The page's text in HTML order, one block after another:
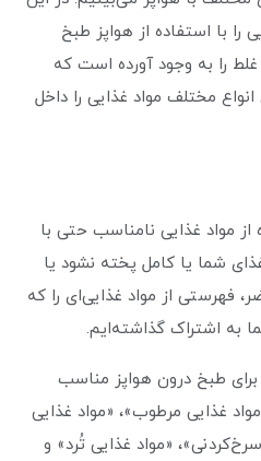
را با استفاده از هواپز طبخ
را به وجود آورده است که
مختلف مواد غذایی را داخل
مواد غذایی نامناسب حتی با
شما یا کامل پخته نشود یا
فهرستی از مواد غذایی‌ای را که
به اشتراک گذاشته‌ایم.
برای طبخ درون هواپز مناسب
غذایی مرطوب»، «مواد غذایی
«مواد غذایی تُرد» و